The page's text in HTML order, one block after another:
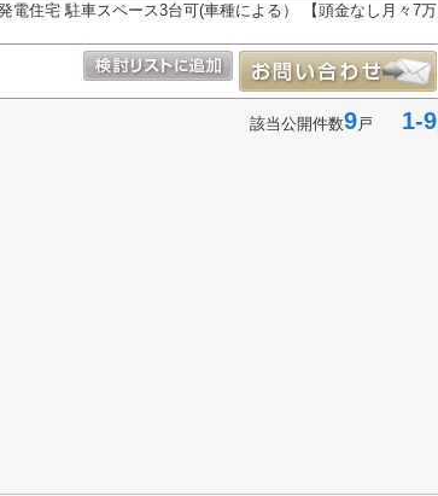
電住宅 駐車スペース3台可(車種による） 【頭金なし月々7万
該当公開件数9戸 1-9